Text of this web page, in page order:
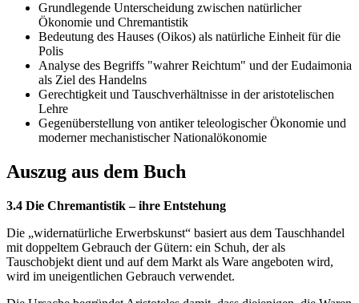
Grundlegende Unterscheidung zwischen natürlicher
Ökonomie und Chremantistik
Bedeutung des Hauses (Oikos) als natürliche Einheit für die
Polis
Analyse des Begriffs "wahrer Reichtum" und der Eudaimonia
als Ziel des Handelns
Gerechtigkeit und Tauschverhältnisse in der aristotelischen
Lehre
Gegenüberstellung von antiker teleologischer Ökonomie und
moderner mechanistischer Nationalökonomie
Auszug aus dem Buch
3.4 Die Chremantistik – ihre Entstehung
Die „widernatürliche Erwerbskunst“ basiert aus dem Tauschhandel
mit doppeltem Gebrauch der Gütern: ein Schuh, der als
Tauschobjekt dient und auf dem Markt als Ware angeboten wird,
wird im uneigentlichen Gebrauch verwendet.